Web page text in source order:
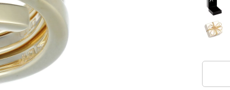
♦ Silberhalsketten
TPC
Trends & Classics
Vitale Minerale